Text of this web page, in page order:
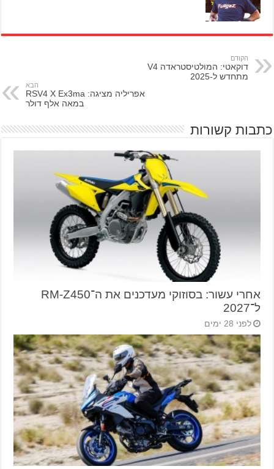
הקודם
דוקאטי: המולטיסטראדה V4
מתחדש ל-2025
הבא
אפריליה מציגה: RSV4 X Ex3ma
במאה אלף דולר
כתבות קשורות
אחרי עשור: בסוזוקי מעדכנים את ה־RM-Z450
ל־2027
לפני 28 ימים